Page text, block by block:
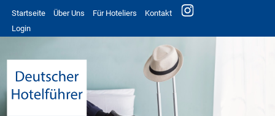
Startseite Über Uns Für Hoteliers
Kontakt
Login